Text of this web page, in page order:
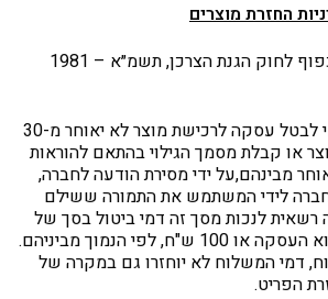
החזרת מוצרים
1. האמור בסעיף זה כפוף לחוק הגנת הצרכן, תשמ״א – 1981
. משתמש יהיה רשאי לבטל עסקה לרכישת מוצר לא יאוחר מ-30
או קבלת מסמך הגילוי בהתאם להוראות
מבינהם,על ידי מסירת הודעה לחברה,
לידי המשתמש את התמורה ששילם
רשאית לנכות מסך זה דמי ביטול בסך של
5% ממחיר המוצר נשוא העסקה או 100 ש"ח, לפי הנמוך מביניהם.
דמי המשלוח לא יוחזרו גם במקרה של
הפריט.